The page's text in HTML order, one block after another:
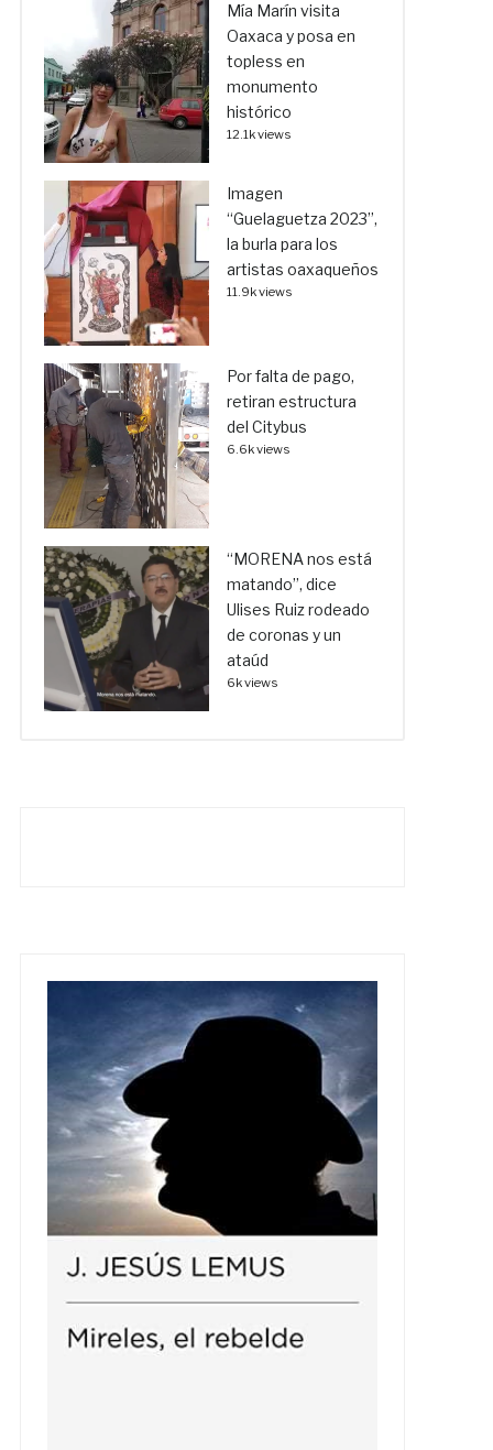
Mía Marín visita
Oaxaca y posa en
topless en
monumento
histórico
12.1k views
Imagen
“Guelaguetza 2023”,
la burla para los
artistas oaxaqueños
11.9k views
Por falta de pago,
retiran estructura
del Citybus
6.6k views
“MORENA nos está
matando”, dice
Ulises Ruiz rodeado
de coronas y un
ataúd
6k views